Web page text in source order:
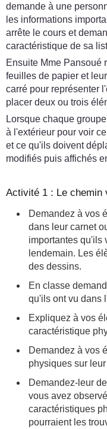
demande à une
les informations
arrête le cours et
caractéristique de sa
Ensuite Mme Pansoué
feuilles de papier et
carré pour représenter
placer deux ou trois
Lorsque chaque
à l'extérieur pour voir
et ce qu'ils doivent
modifiés puis affichés
Activité 1 : Le chemin
Demandez à vos
dans leur carnet
importantes qu'ils
lendemain. Les
des dessins.
En classe
qu'ils ont vu dans
Expliquez à vos
caractéristique
Demandez à vos
physiques sur
Demandez-leur
vous avez
caractéristiques
pourraient les